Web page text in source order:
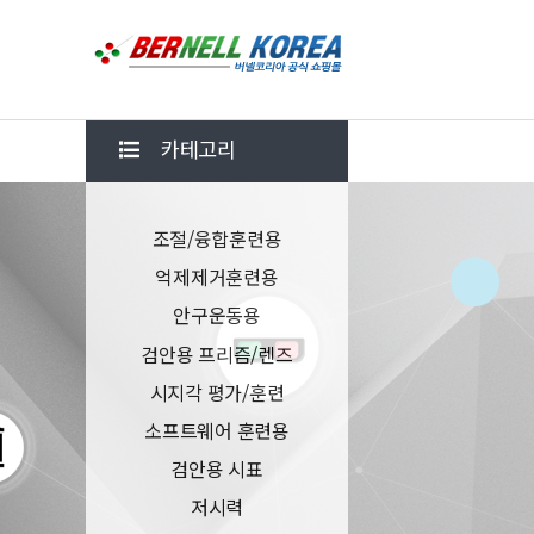
카테고리
조절/융합훈련용
억제제거훈련용
안구운동용
검안용 프리즘/렌즈
시지각 평가/훈련
소프트웨어 훈련용
검안용 시표
저시력